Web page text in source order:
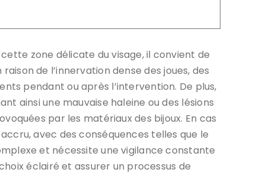
zone délicate du visage, il convient de
raison de l’innervation dense des joues, des
pendant ou après l’intervention. De plus,
ainsi une mauvaise haleine ou des lésions
par les matériaux des bijoux. En cas
avec des conséquences telles que le
et nécessite une vigilance constante
éclairé et assurer un processus de